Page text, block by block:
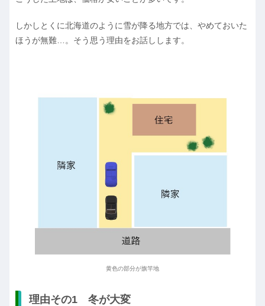
しかしとくに北海道のように雪が降る地方では、やめておいた
ほうが無難…。そう思う理由をお話しします。
黄色の部分が旗竿地
理由その1 冬が大変